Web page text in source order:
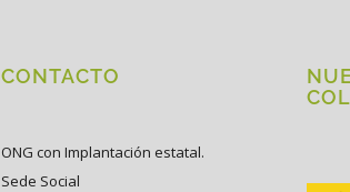
CONTACTO
ONG con Implantación estatal.
Sede Social